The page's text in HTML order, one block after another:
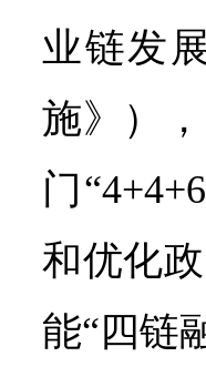
业链发
施》）
门
和优化
能“四链